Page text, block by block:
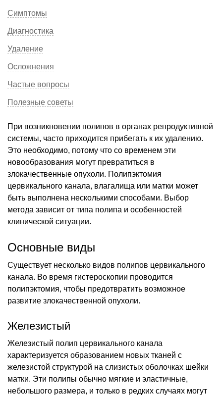
Симптомы
Диагностика
Удаление
Осложнения
Частые вопросы
Полезные советы
При возникновении полипов в органах репродуктивной
системы, часто приходится прибегать к их удалению.
Это необходимо, потому что со временем эти
новообразования могут превратиться в
злокачественные опухоли. Полипэктомия
цервикального канала, влагалища или матки может
быть выполнена несколькими способами. Выбор
метода зависит от типа полипа и особенностей
клинической ситуации.
Основные виды
Существует несколько видов полипов цервикального
канала. Во время гистероскопии проводится
полипэктомия, чтобы предотвратить возможное
развитие злокачественной опухоли.
Железистый
Железистый полип цервикального канала
характеризуется образованием новых тканей с
железистой структурой на слизистых оболочках шейки
матки. Эти полипы обычно мягкие и эластичные,
небольшого размера, и только в редких случаях могут